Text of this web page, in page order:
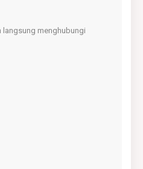
menghubungi